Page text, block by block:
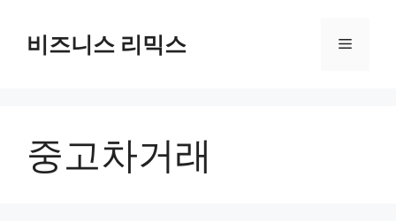
비즈니스 리믹스 메
중고차거래